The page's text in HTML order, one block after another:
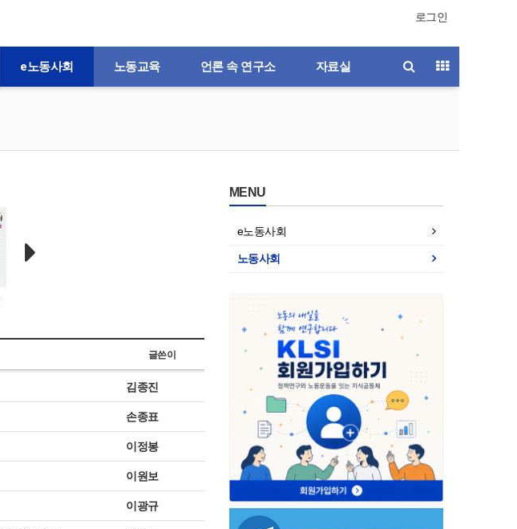
로그인
e노동사회 노동교육 언론 속 연구소 자료실
글쓴이
김종진
손종표
이정봉
이원보
이광규
MENU
e노동사회
노동사회